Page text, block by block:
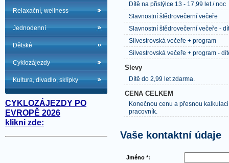
Relaxační, wellness
Jednodenní
Dětské
Cyklozájezdy
Kultura, divadlo, sklípky
CYKLOZÁJEZDY PO
EVROPĚ 2026
klikni zde:
Dítě na přistýlce 13 - 17,99 let / noc
Slavnostní štědrovečerní večeře
Slavnostní štědrovečerní večeře -
Silvestrovská večeře + program
Silvestrovská večeře + program -
Slevy
Dítě do 2,99 let zdarma.
CENA CELKEM
Konečnou cenu a přesnou
pracovník.
Vaše kontaktní údaje
Jméno *: